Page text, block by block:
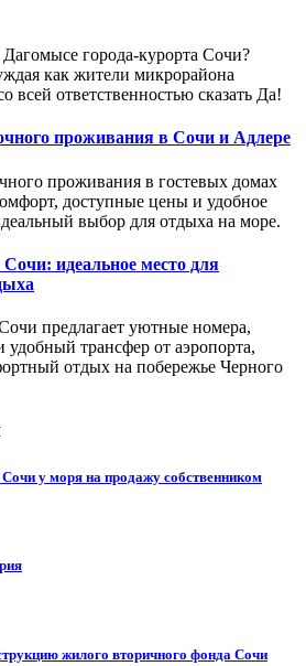
города-курорта Сочи?
как жители микрорайона
всей ответственностью сказать Да!
проживания в Сочи и Адлере
проживания в гостевых домах
доступные цены и удобное
выбор для отдыха на море.
идеальное место для
предлагает уютные номера,
трансфер от аэропорта,
отдых на побережье Черного
Сочи у моря на продажу собственником
жилого вторичного фонда Сочи